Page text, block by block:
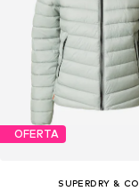
OFERTA
SUPERDRY & CO